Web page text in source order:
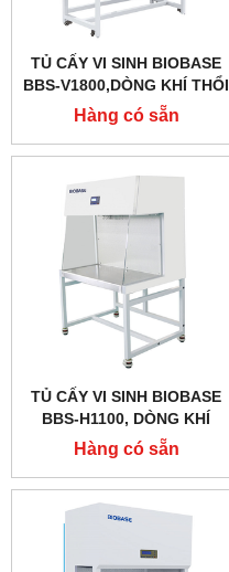
TỦ CẤY VI SINH BIOBASE
BBS-V1800,DÒNG KHÍ THỔI
ĐỨNG
Hàng có sẵn
TỦ CẤY VI SINH BIOBASE
BBS-H1100, DÒNG KHÍ
THỔI NGANG
Hàng có sẵn